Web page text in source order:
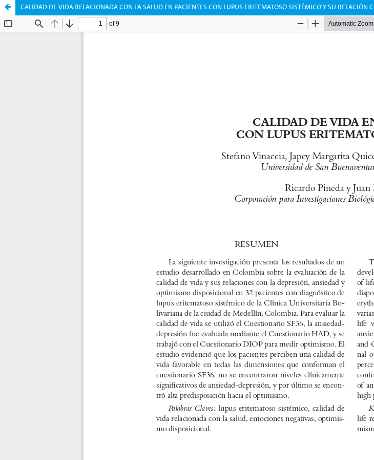
CALIDAD DE VIDA RELACIONADA CON LA SALUD EN PACIENTES CON LUPUS ERITEMATOSO SISTÉMICO Y SU